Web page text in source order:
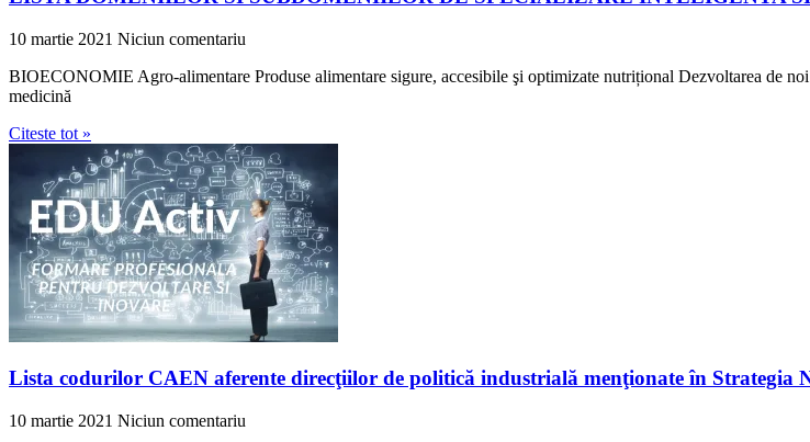
10 martie 2021 Niciun comentariu
BIOECONOMIE Agro-alimentare Produse alimentare sigure, accesibile şi optimizate nutrițional Dezvoltarea de
medicină
Citeste tot »
Lista codurilor CAEN aferente direcţiilor de politică industrială menţionate în Strategia
10 martie 2021 Niciun comentariu